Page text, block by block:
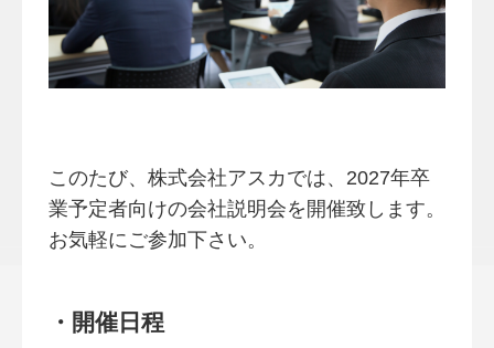
このたび、株式会社アスカでは、2027年卒
業予定者向けの会社説明会を開催致します。
お気軽にご参加下さい。
・開催日程